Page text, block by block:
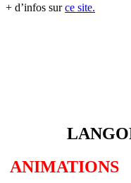
+ d’infos surce site.
ANIMATIONS